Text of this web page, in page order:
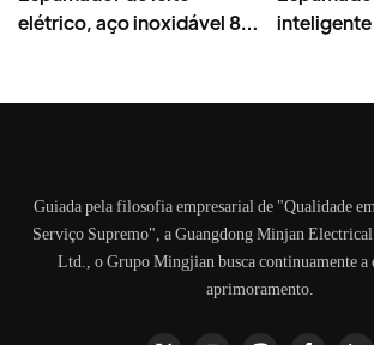
elétrico, aço inoxidável 8
inteligente
Guiada pela filosofia empresarial de "Qualidade
Serviço Supremo", a Guangdong Minjan Electrical
Ltd., o Grupo Mingjian busca continuamente a
aprimoramento.